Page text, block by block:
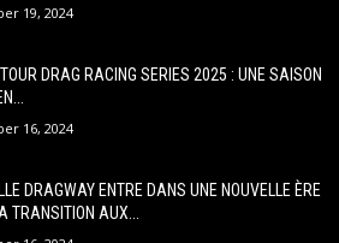
19, 2024
DRAG RACING SERIES 2025 : UNE SAISON
16, 2024
DRAGWAY ENTRE DANS UNE NOUVELLE ÈRE
TRANSITION AUX...